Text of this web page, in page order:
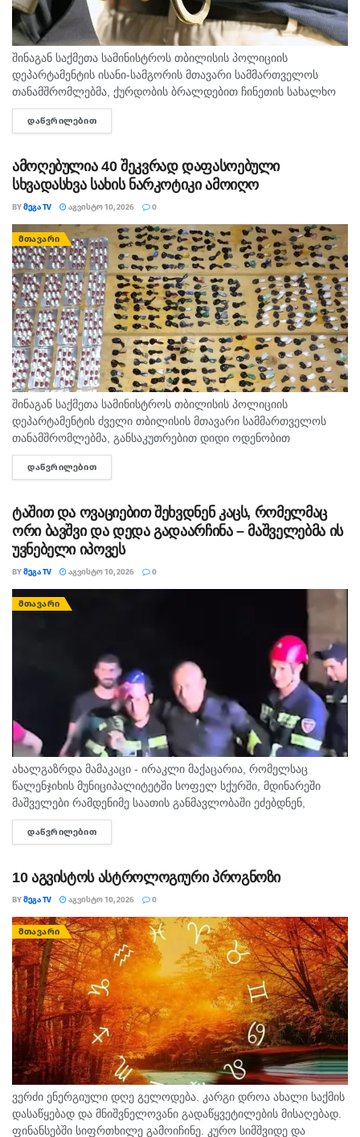
შინაგან საქმეთა სამინისტროს თბილისის პოლიციის
დეპარტამენტის ისანი-სამგორის მთავარი სამმართველოს
თანამშრომლებმა, ქურდობის ბრალდებით ჩინეთის სახალხო
რესპუბლიკის 2 მოქალაქე დააკავეს. უწყების ცნობით,
გამოძიებით დადგინდა, რომ ბრალდებულები ერთ-ერთი
ᲓᲐᲬᲕᲠᲘᲚᲔᲑᲘᲗ
ამოღებულია 40 შეკვრად დაფასოებული
სხვადასხვა სახის ნარკოტიკი ამოიღო
BYᲛᲔᲒᲐ TV ᲐᲒᲕᲘᲡᲢᲝ 10, 2026 0
ᲛᲗᲐᲕᲐᲠᲘ
შინაგან საქმეთა სამინისტროს თბილისის პოლიციის
დეპარტამენტის ძველი თბილისის მთავარი სამმართველოს
თანამშრომლებმა, განსაკუთრებით დიდი ოდენობით
ნარკოტიკული საშუალების უკანონო შეძენა-შენახვისა და
რეალიზაციის ხელშეწყობის ბრალდებით, სხვადასხვა დროს
ᲓᲐᲬᲕᲠᲘᲚᲔᲑᲘᲗ
ტაშით და ოვაციებით შეხვდნენ კაცს, რომელმაც
ორი ბავშვი და დედა გადაარჩინა – მაშველებმა ის
უვნებელი იპოვეს
BYᲛᲔᲒᲐ TV ᲐᲒᲕᲘᲡᲢᲝ 10, 2026 0
ᲛᲗᲐᲕᲐᲠᲘ
ახალგაზრდა მამაკაცი - ირაკლი მაქაცარია, რომელსაც
წალენჯიხის მუნიციპალიტეტში სოფელ სქურში, მდინარეში
მაშველები რამდენიმე საათის განმავლობაში ეძებდნენ,
ცოცხალი იპოვეს. არსებული ინფორმაციით, მამაკაცი
მდინარეში დედისა და ორი ბავშვის გადასარჩენად შევიდა.
ᲓᲐᲬᲕᲠᲘᲚᲔᲑᲘᲗ
10 აგვისტოს ასტროლოგიური პროგნოზი
BYᲛᲔᲒᲐ TV ᲐᲒᲕᲘᲡᲢᲝ 10, 2026 0
ᲛᲗᲐᲕᲐᲠᲘ
ვერძი ენერგიული დღე გელოდება. კარგი დროა ახალი საქმის
დასაწყებად და მნიშვნელოვანი გადაწყვეტილების მისაღებად.
ფინანსებში სიფრთხილე გამოიჩინე. კურო სიმშვიდე და